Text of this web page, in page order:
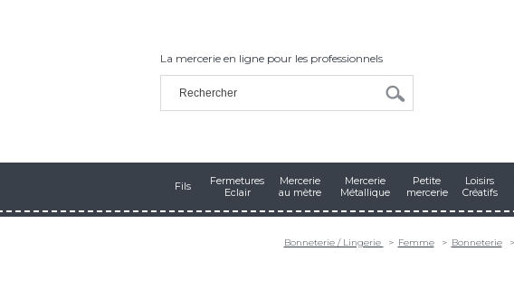
La mercerie en ligne pour les professionnels
Fils
Fermetures
Eclair
Mercerie
au mètre
Mercerie
Métallique
Petite
mercerie
Loisirs
Créatifs
Bonneterie / Lingerie Femme Bonneterie